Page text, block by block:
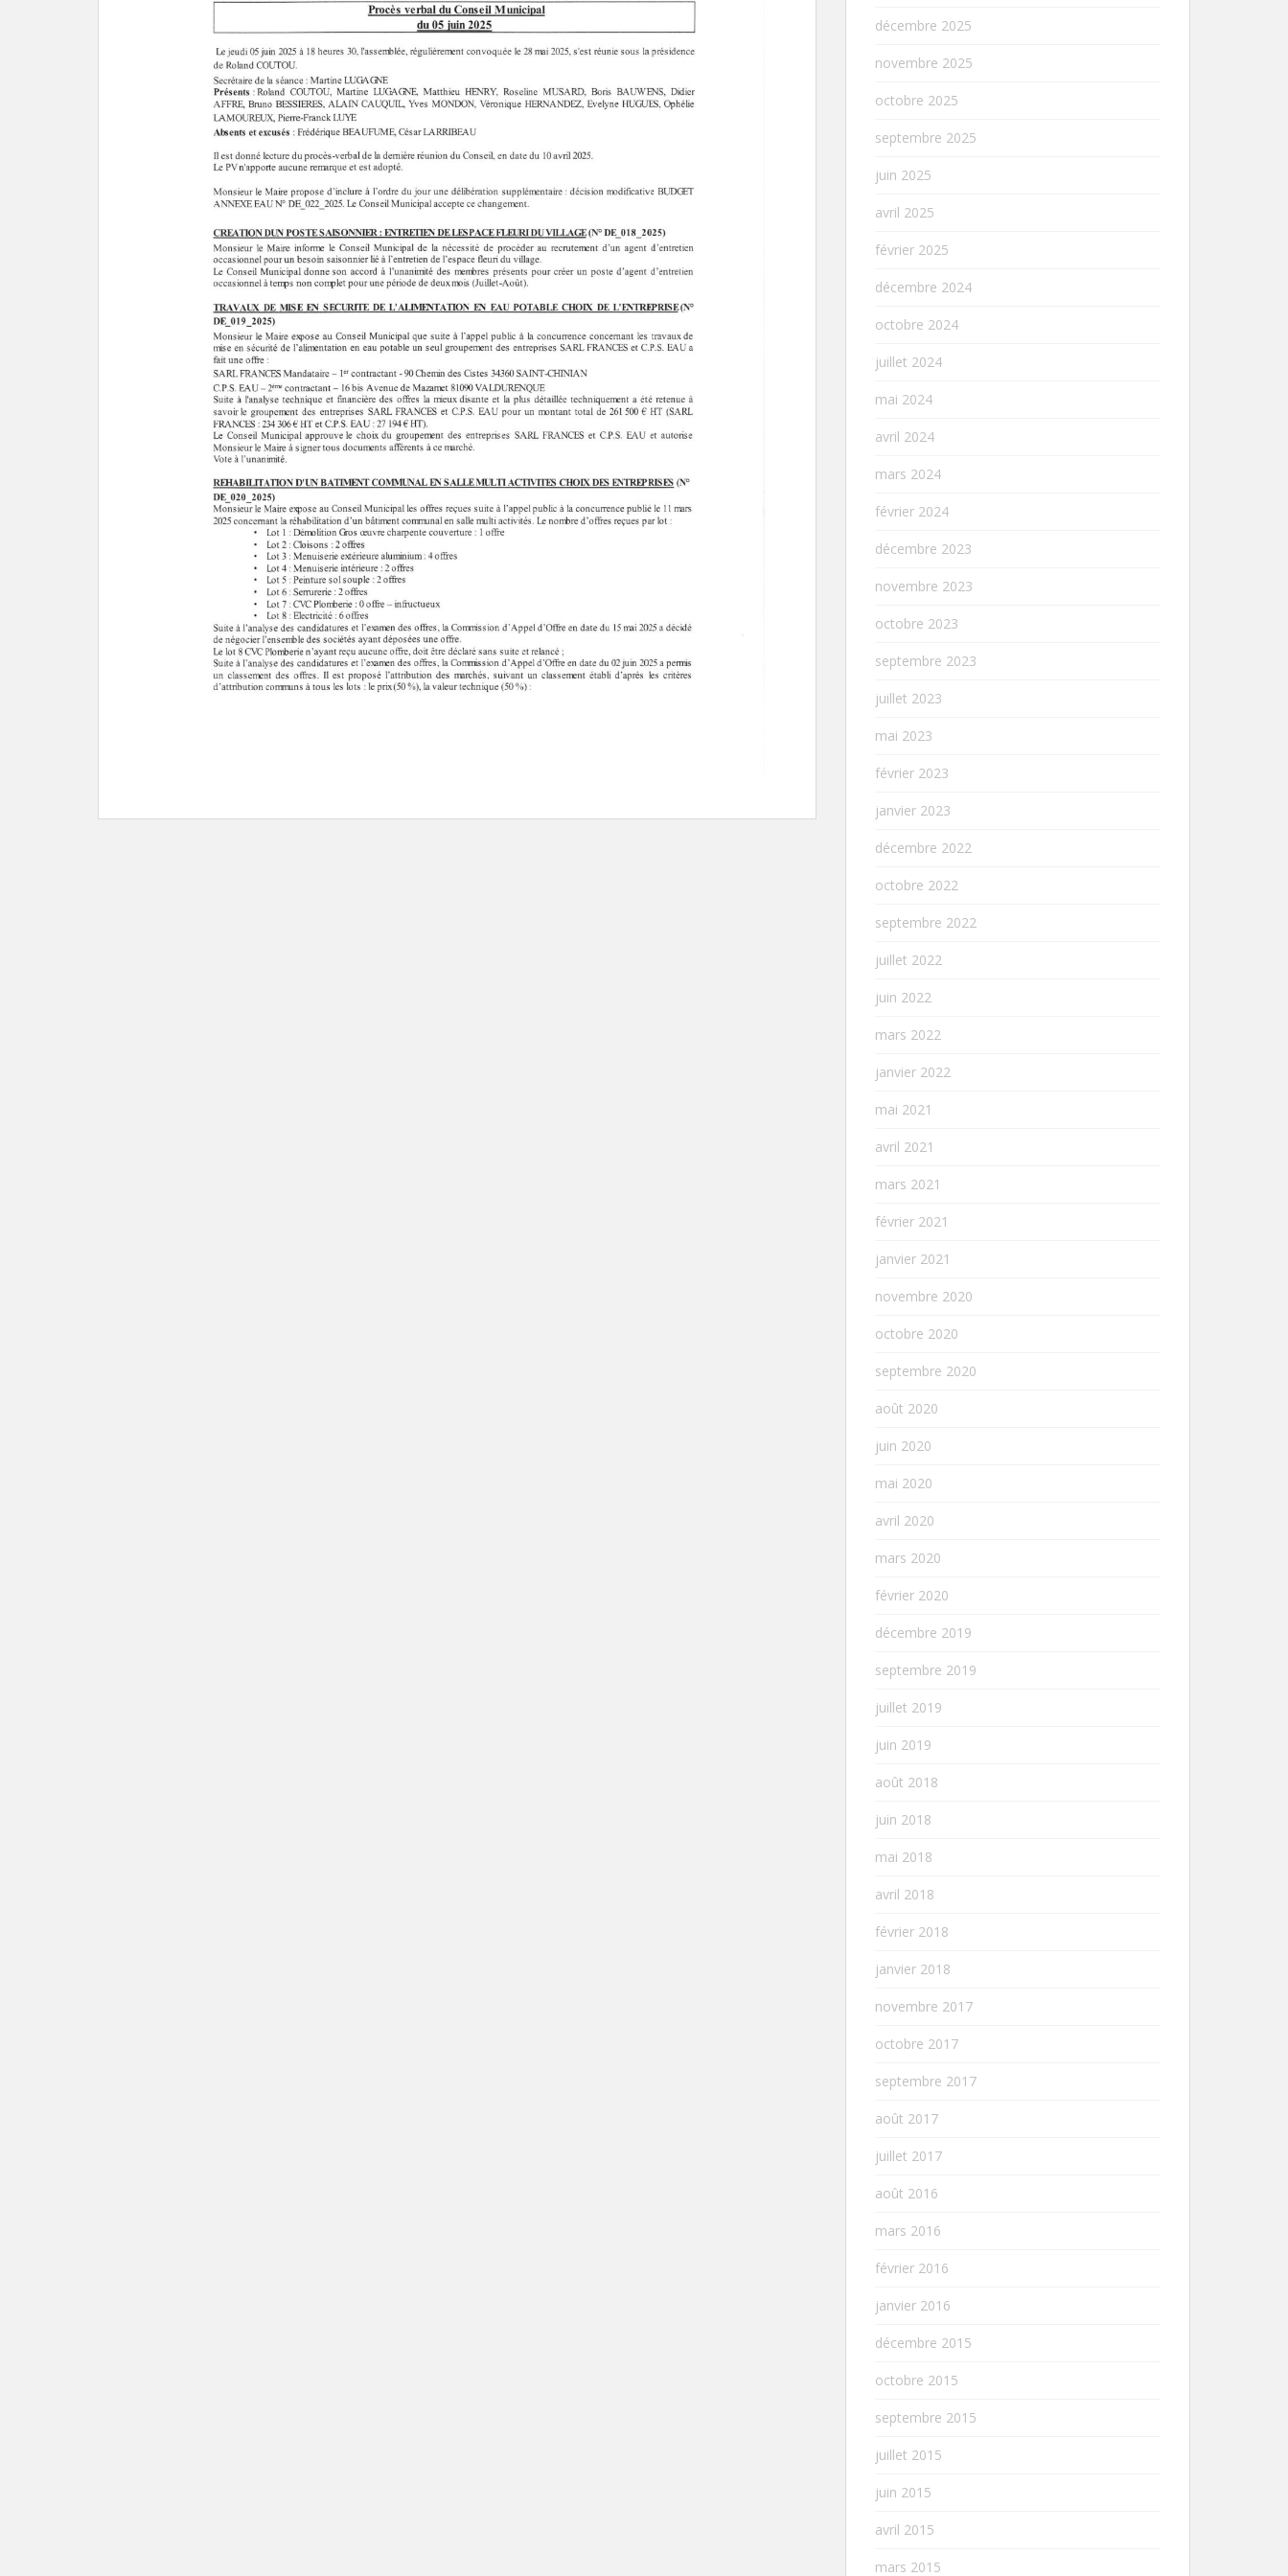
décembre 2025
novembre 2025
octobre 2025
septembre 2025
juin 2025
avril 2025
février 2025
décembre 2024
octobre 2024
juillet 2024
mai 2024
avril 2024
mars 2024
février 2024
décembre 2023
novembre 2023
octobre 2023
septembre 2023
juillet 2023
mai 2023
février 2023
janvier 2023
décembre 2022
octobre 2022
septembre 2022
juillet 2022
juin 2022
mars 2022
janvier 2022
mai 2021
avril 2021
mars 2021
février 2021
janvier 2021
novembre 2020
octobre 2020
septembre 2020
août 2020
juin 2020
mai 2020
avril 2020
mars 2020
février 2020
décembre 2019
septembre 2019
juillet 2019
juin 2019
août 2018
juin 2018
mai 2018
avril 2018
février 2018
janvier 2018
novembre 2017
octobre 2017
septembre 2017
août 2017
juillet 2017
août 2016
mars 2016
février 2016
janvier 2016
décembre 2015
octobre 2015
septembre 2015
juillet 2015
juin 2015
avril 2015
mars 2015